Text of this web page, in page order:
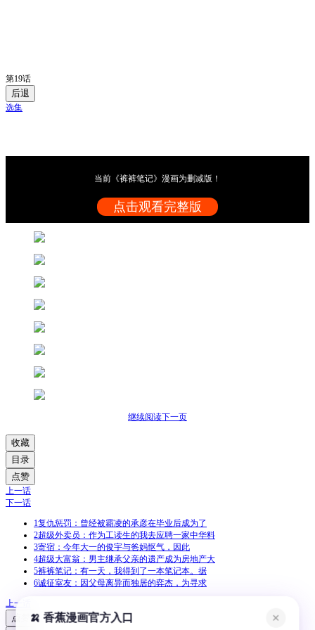
第19话
后退
选集
当前《裤裤笔记》漫画为删减版！
点击观看完整版
继续阅读下一页
收藏
目录
点赞
上一话
下一话
1复仇惩罚：曾经被霸凌的承彦在毕业后成为了
2超级外卖员：作为工读生的我去应聘一家中华料
3寄宿：今年大一的俊宇与爸妈怄气，因此
4超级大富翁：男主继承父亲的遗产成为房地产大
5裤裤笔记：有一天，我得到了一本笔记本。据
6诚征室友：因父母离异而独居的弈杰，为寻求
上一话
点赞
🍌 香蕉漫画官方入口 ✕